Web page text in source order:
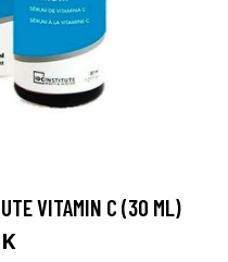
VITAMIN C (30 ML)